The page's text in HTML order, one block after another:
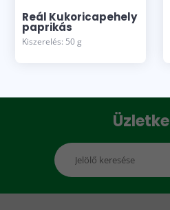
Reál Kukoricapehely
paprikás
Kiszerelés: 50 g